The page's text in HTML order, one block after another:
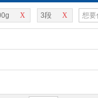
X X
3段